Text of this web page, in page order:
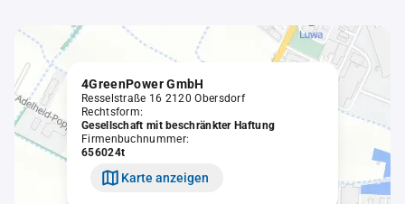
4GreenPower GmbH
Resselstraße 16 2120 Obersdorf
Rechtsform:
Gesellschaft mit beschränkter Haftung
Firmenbuchnummer:
656024t
Karte anzeigen